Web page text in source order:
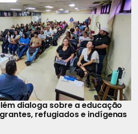
dialoga sobre a educação
refugiados e indígenas